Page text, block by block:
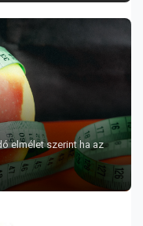
elmélet szerint ha az